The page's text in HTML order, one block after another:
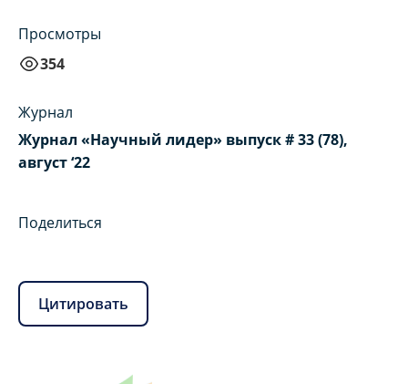
Просмотры
354
Журнал
Журнал «Научный лидер» выпуск # 33 (78),
август ‘22
Поделиться
Цитировать